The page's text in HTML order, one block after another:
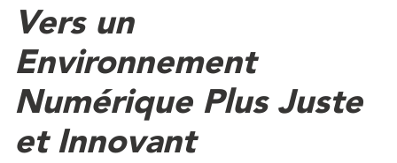
Vers un
Environnement
Numérique Plus Juste
et Innovant